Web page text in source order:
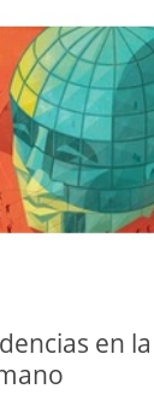
en